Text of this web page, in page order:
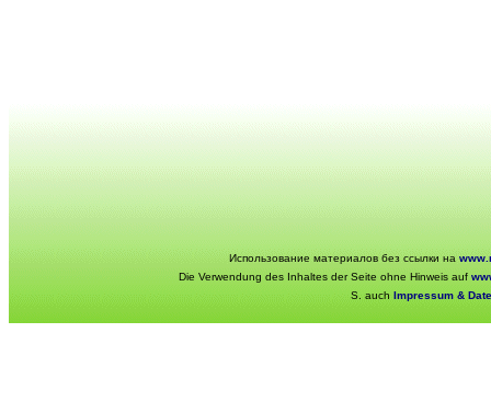
Использование материалов без ссылки на
Die Verwendung des Inhaltes der Seite ohne Hinweis auf
S. auch Impressum &